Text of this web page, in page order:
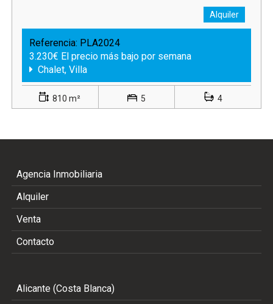
Alquiler
Referencia: PLA2024
3.230€ El precio más bajo por semana
Chalet, Villa
810 m² 5 4
Agencia Inmobiliaria
Alquiler
Venta
Contacto
Alicante (Costa Blanca)